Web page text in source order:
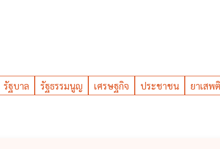
รัฐบาล รัฐธรรมนูญ เศรษฐกิจ ประชาชน
ยาเสพ